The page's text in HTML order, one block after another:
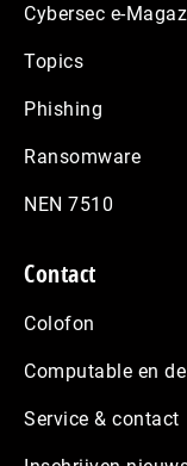
Cybersec e-
Topics
Phishing
Ransomware
NEN 7510
Contact
Colofon
Computable en de
Service & contact